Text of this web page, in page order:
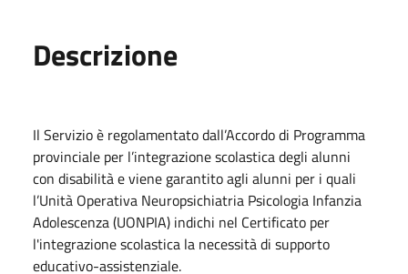
Descrizione
Il Servizio è regolamentato dall’Accordo di Programma
provinciale per l’integrazione scolastica degli alunni
con disabilità e viene garantito agli alunni per i quali
l’Unità Operativa Neuropsichiatria Psicologia Infanzia
Adolescenza (UONPIA) indichi nel Certificato per
l'integrazione scolastica la necessità di supporto
educativo-assistenziale.